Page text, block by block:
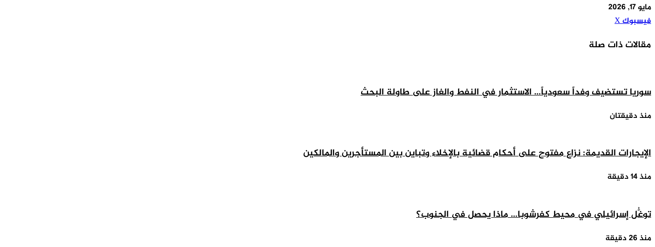
مايو 17, 2026
فيسبوكXلينكدإن
بينتيريست
مشاركة
البريد
طباعة
مقالات ذات صلة
سوريا تستضيف وفداً سعودياً… الاستثمار في النفط والغاز على طاولة البحث
منذ دقيقتان
الإيجارات القديمة: نزاع مفتوح على أحكام قضائية بالإخلاء وتباين بين المستأجرين والمالكين
منذ 14 دقيقة
توغُّل إسرائيلي في محيط كفرشوبا… ماذا يحصل في الجنوب؟
منذ 26 دقيقة